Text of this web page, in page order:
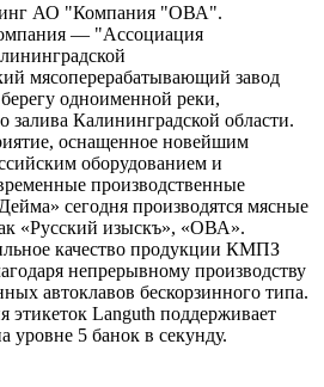
АО "Компания "ОВА".
— "Ассоциация
мясоперерабатывающий завод
одноименной реки,
залива Калининградской области.
оснащенное новейшим
оборудованием и
производственные
сегодня производятся мясные
«Русский изыскъ», «ОВА».
качество продукции КМПЗ
непрерывному производству
автоклавов бескорзинного типа.
Languth поддерживает
уровне 5 банок в секунду.